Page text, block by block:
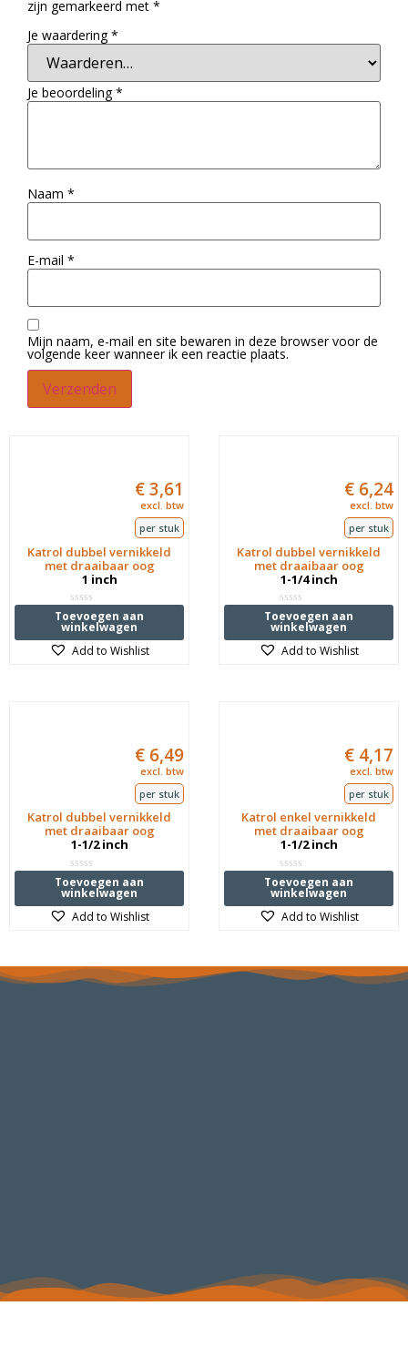
zijn gemarkeerd met *
Je waardering*
Je beoordeling*
Naam *
E-mail *
Mijn naam, e-mail en site bewaren in deze browser voor de
volgende keer wanneer ik een reactie plaats.
Katrol dubbel vernikkeld
met draaibaar oog
1 inch
Waardering
0
uit
5
€3,61
excl. btw
per stuk
Toevoegen aan
winkelwagen
Add to Wishlist
Katrol dubbel vernikkeld
met draaibaar oog
1-1/4 inch
Waardering
0
uit
5
€ 6,24
excl. btw
per stuk
Toevoegen aan
winkelwagen
Add to Wishlist
Katrol dubbel vernikkeld
met draaibaar oog
1-1/2 inch
Waardering
0
uit
5
€ 6,49
excl. btw
per stuk
Toevoegen aan
winkelwagen
Add to Wishlist
Katrol enkel vernikkeld
met draaibaar oog
1-1/2 inch
Waardering
0
uit
5
€ 4,17
excl. btw
per stuk
Toevoegen aan
winkelwagen
Add to Wishlist